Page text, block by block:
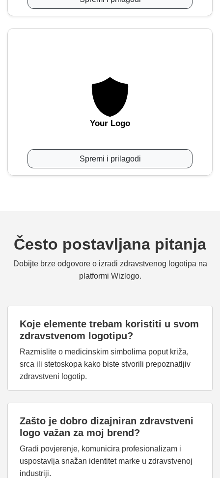
Your Logo
Spremi i prilagodi
Često postavljana pitanja
Dobijte brze odgovore o izradi zdravstvenog logotipa na
platformi Wizlogo.
Koje elemente trebam koristiti u svom
zdravstvenom logotipu?
Razmislite o medicinskim simbolima poput križa,
srca ili stetoskopa kako biste stvorili prepoznatljiv
zdravstveni logotip.
Zašto je dobro dizajniran zdravstveni
logo važan za moj brend?
Gradi povjerenje, komunicira profesionalizam i
uspostavlja snažan identitet marke u zdravstvenoj
industriji.